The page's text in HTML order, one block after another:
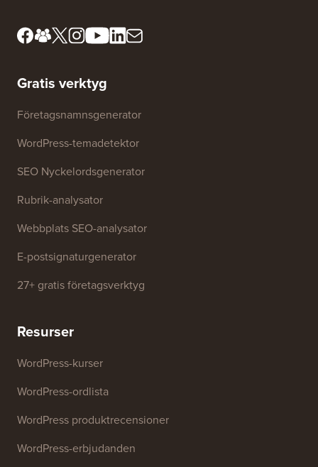
Gratis verktyg
Företagsnamnsgenerator
WordPress-temadetektor
SEO Nyckelordsgenerator
Rubrik-analysator
Webbplats SEO-analysator
E-postsignaturgenerator
27+ gratis företagsverktyg
Resurser
WordPress-kurser
WordPress-ordlista
WordPress produktrecensioner
WordPress-erbjudanden